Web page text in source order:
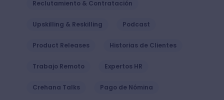
Reclutamiento & Contratación
Upskilling & Reskilling Podcast
Product Releases Historias de Clientes
Trabajo Remoto Expertos HR
Crehana Talks Pago de Nómina